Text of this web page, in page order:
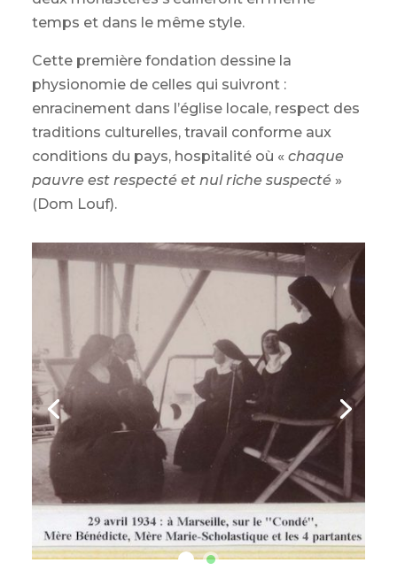
temps et dans le même style.
Cette première fondation dessine la
physionomie de celles qui suivront :
enracinement dans l’église locale, respect des
traditions culturelles, travail conforme aux
conditions du pays, hospitalité où « chaque
pauvre est respecté et nul riche suspecté »
(Dom Louf).